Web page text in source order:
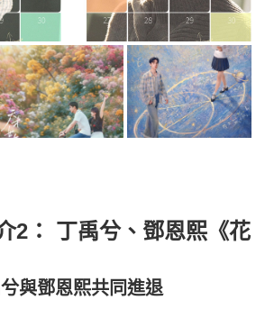
2： 丁禹兮、鄧恩熙《花
與鄧恩熙共同進退